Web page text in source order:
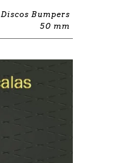
Discos Bumpers
50 mm